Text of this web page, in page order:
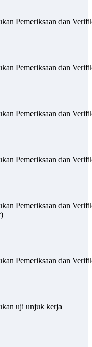
Pemeriksaan dan
Pemeriksaan dan
Pemeriksaan dan
Pemeriksaan dan
Pemeriksaan dan
Pemeriksaan dan
uji unjuk kerja